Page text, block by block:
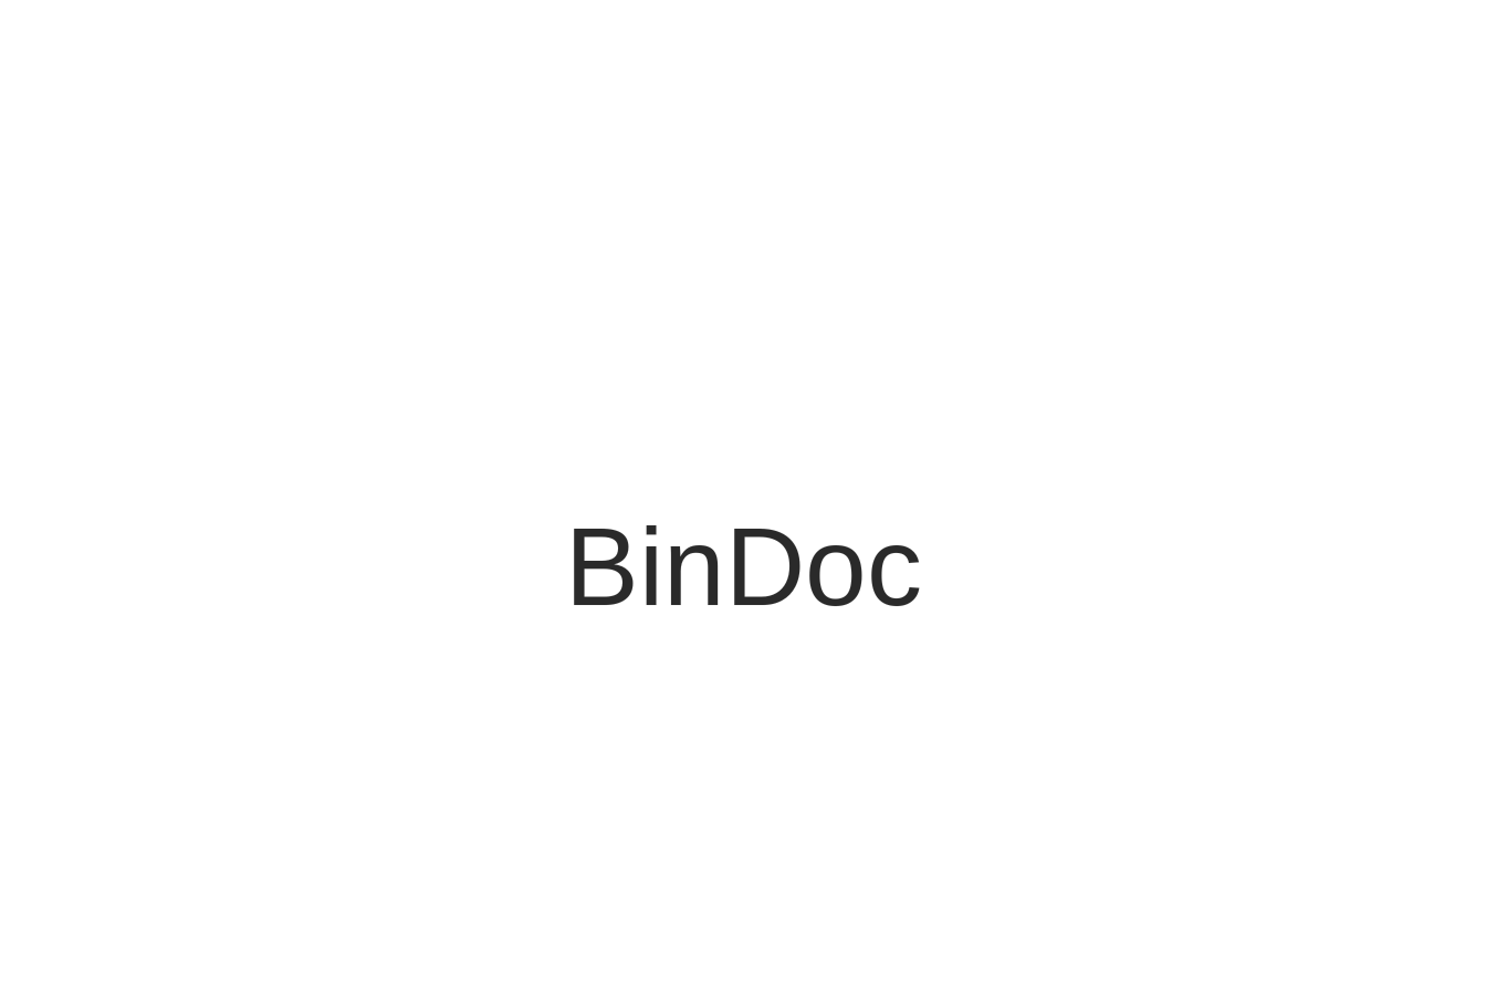
BinDoc